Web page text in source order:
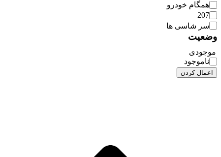
همگام خودرو
207
سر شاسی ها
وضعیت
موجودی
ناموجود
اعمال کردن